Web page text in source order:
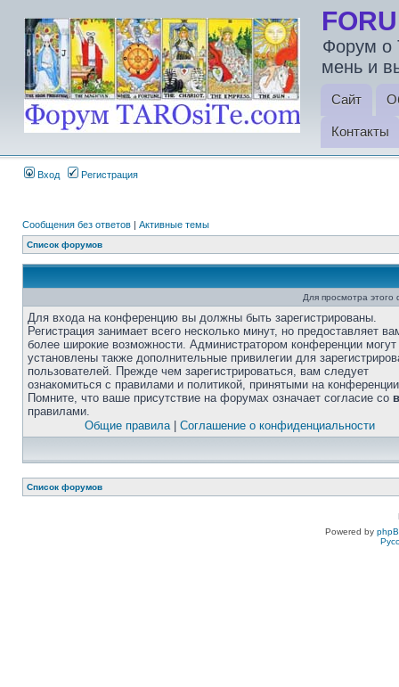
Форум о
мень и
Сайт
Контакты
Вход Регистрация
Сообщения без ответов | Активные темы
Список форумов
Для просмотра
Для входа на конференцию вы должны быть зарегистрированы.
Регистрация занимает всего несколько минут, но предоставляет
более широкие возможности. Администратором конференции
установлены также дополнительные привилегии для
пользователей. Прежде чем зарегистрироваться, вам следует
ознакомиться с правилами и политикой, принятыми на
Помните, что ваше присутствие на форумах означает согласие со
правилами.
Общие правила| Соглашение о конфиденциальности
Список форумов
Powered by